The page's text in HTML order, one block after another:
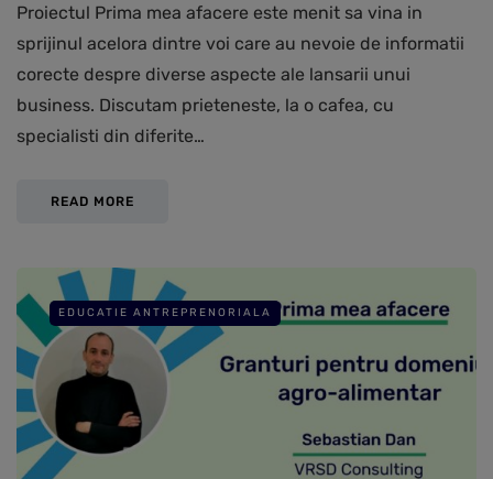
Proiectul Prima mea afacere este menit sa vina in
sprijinul acelora dintre voi care au nevoie de informatii
corecte despre diverse aspecte ale lansarii unui
business. Discutam prieteneste, la o cafea, cu
specialisti din diferite…
READ MORE
EDUCATIE ANTREPRENORIALA